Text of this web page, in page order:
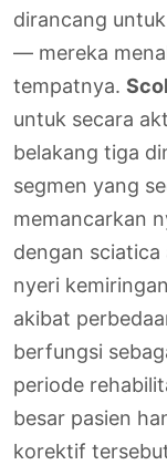
dirancang
— mereka
tempatnya.
untuk secara
belakang tiga
segmen yang
memancarkan
dengan
nyeri
akibat
berfungsi
periode
besar pasien
korektif